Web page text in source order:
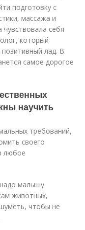
подготовку с
массажа и
себя
который
лад. В
самое дорогое
научить
требований,
своего
любое
малышу
животных,
чтобы не